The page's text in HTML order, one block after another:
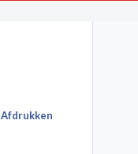
Afdrukken